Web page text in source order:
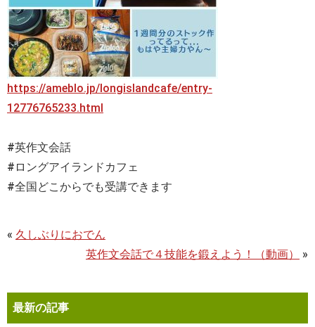
https://ameblo.jp/longislandcafe/entry-
12776765233.html
#英作文会話
#ロングアイランドカフェ
#全国どこからでも受講できます
« 久しぶりにおでん
英作文会話で４技能を鍛えよう！（動画）
»
最新の記事